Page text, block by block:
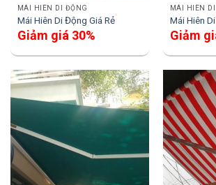
MÁI HIÊN DI ĐỘNG
Mái Hiên Di Động Giá Rẻ
Giảm giá 30%
MÁI HIÊN
Mái Hiên
Giảm